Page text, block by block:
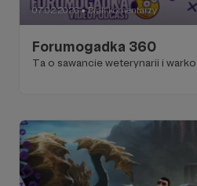
07.02.2026 ● Brak komentarzy
Forumogadka 360
Ta o sawancie weterynarii i